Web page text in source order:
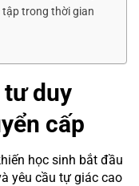
trong thời gian
duy
cấp
học sinh bắt đầu
yêu cầu tự giác cao